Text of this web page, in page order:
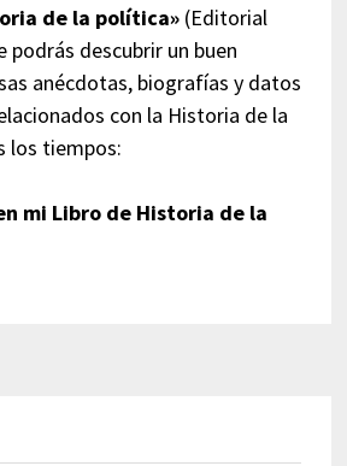
de la política»(Editorial
podrás descubrir un buen
anécdotas, biografías y datos
con la Historia de la
los tiempos:
mi Libro de Historia de la